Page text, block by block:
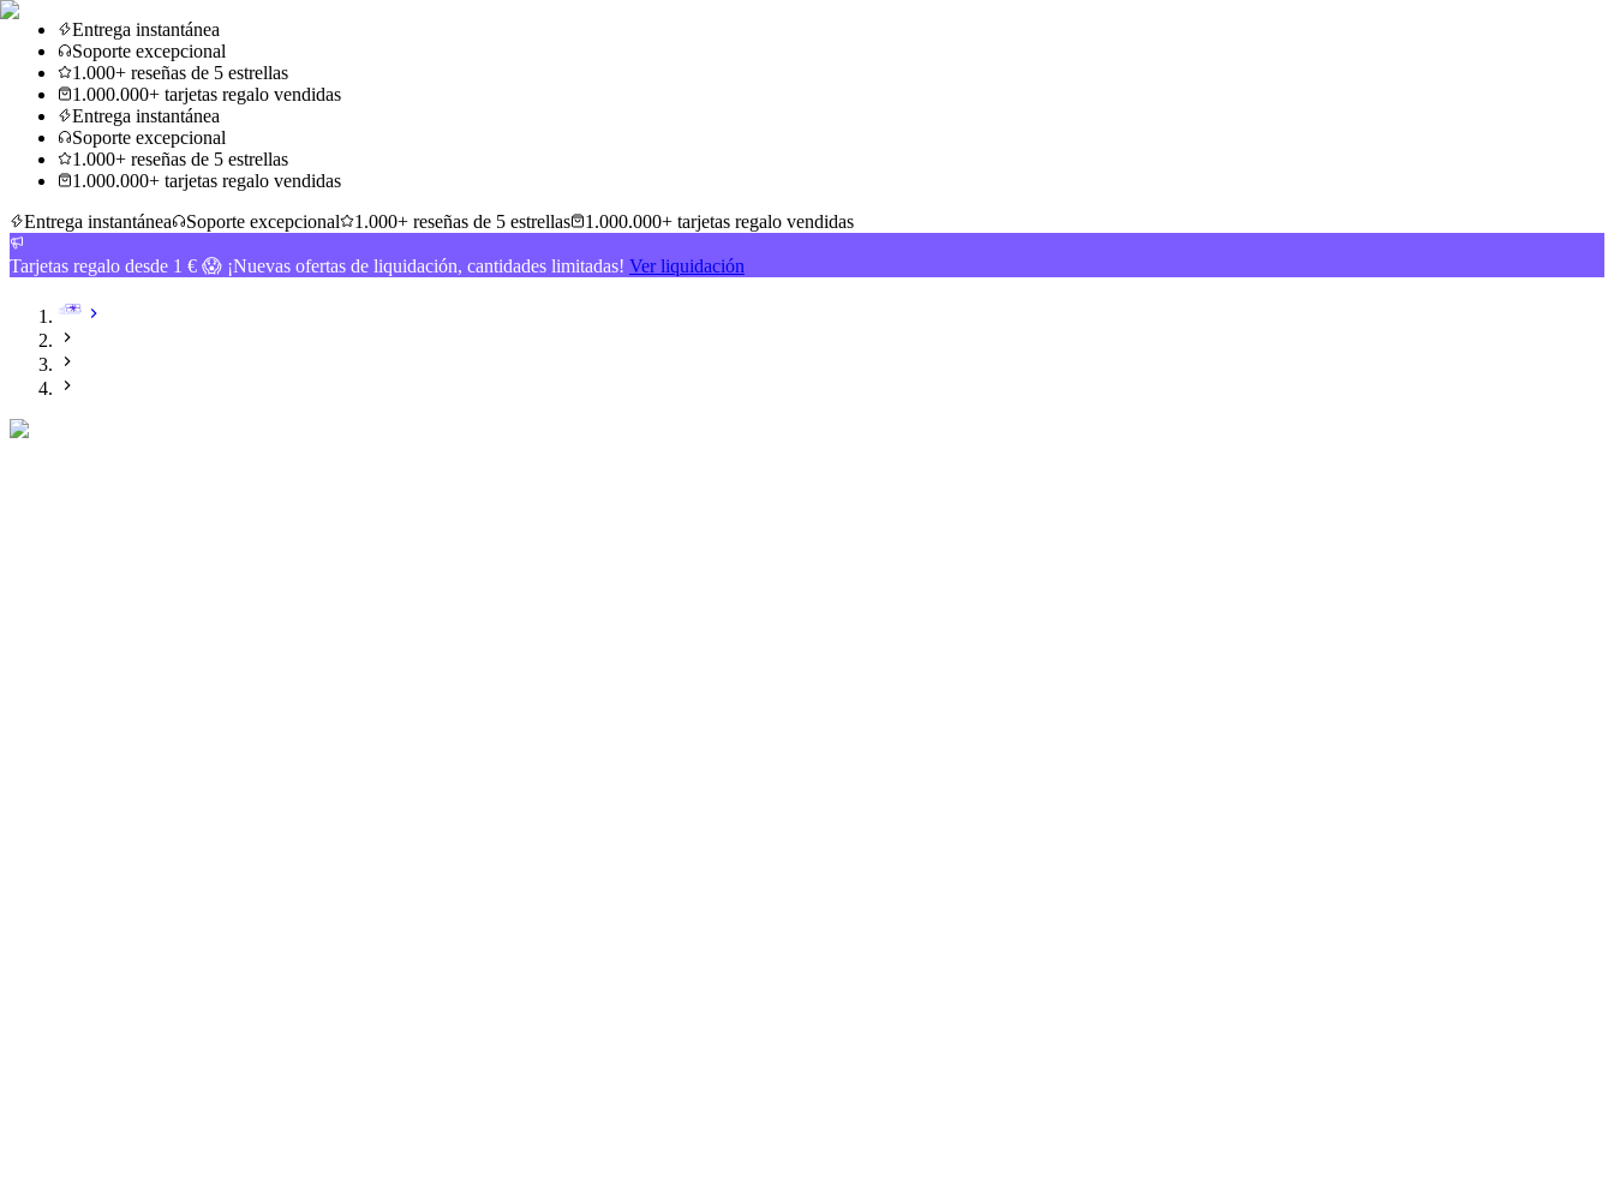
Entrega instantánea
Soporte excepcional
1.000+ reseñas de 5 estrellas
1.000.000+ tarjetas regalo vendidas
Entrega instantánea
Soporte excepcional
1.000+ reseñas de 5 estrellas
1.000.000+ tarjetas regalo vendidas
Entrega instantánea
Soporte excepcional 1.000+ reseñas de 5 estrellas 1.000.000+ tarjetas regalo vendidas
Tarjetas regalo desde 1 € 😱 ¡Nuevas ofertas de liquidación, cantidades limitadas! Ver liquidación